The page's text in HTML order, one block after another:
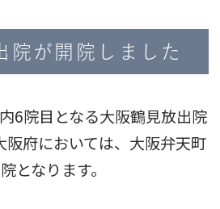
院が開院しました
6院目となる大阪鶴見放出院
阪府においては、大阪弁天町
となります。